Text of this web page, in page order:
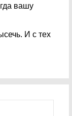
вашу
И с тех